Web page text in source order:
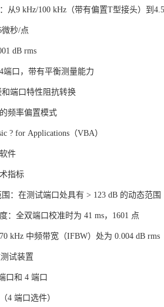
从9 kHz/100 kHz（带有偏置T型接头）到
秒/点
dB rms
端口，带有平衡测量能力
端口特性阻抗转换
频率偏置模式
? for Applications（VBA）
件
指标
：在测试端口处具有 > 123 dB 的动态范围
：全双端口校准时为 41 ms，1601 点
kHz 中频带宽（IFBW）处为 0.004 dB rms
试装置
口和 4 端口
4 端口选件）